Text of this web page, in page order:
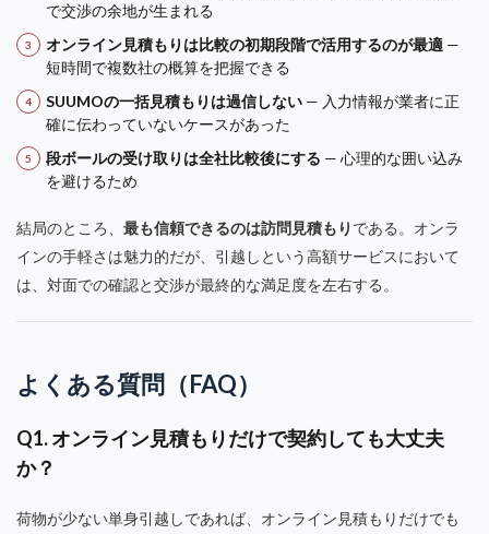
で交渉の余地が生まれる
オンライン見積もりは比較の初期段階で活用するのが最適 —
短時間で複数社の概算を把握できる
SUUMOの一括見積もりは過信しない — 入力情報が業者に正
確に伝わっていないケースがあった
段ボールの受け取りは全社比較後にする — 心理的な囲い込み
を避けるため
結局のところ、 最も信頼できるのは訪問見積もり である。オンラ
インの手軽さは魅力的だが、引越しという高額サービスにおいて
は、対面での確認と交渉が最終的な満足度を左右する。
よくある質問（FAQ）
Q1. オンライン見積もりだけで契約しても大丈夫
か？
荷物が少ない単身引越しであれば、オンライン見積もりだけでも